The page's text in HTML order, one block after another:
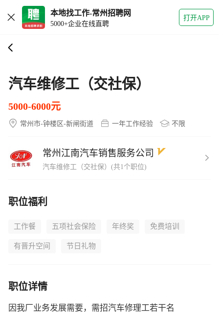
本地找工作-常州招聘网
5000+企业在线直聘
打开APP
汽车维修工（交社保）
5000-6000元
常州市-钟楼区-新闸街道 一年工作经验 不限
常州江南汽车销售服务公司
汽车维修工（交社保）(共1个职位)
职位福利
工作餐 五项社会保险 年终奖 免费培训
有晋升空间 节日礼物
职位详情
因我厂业务发展需要，需招汽车修理工若干名